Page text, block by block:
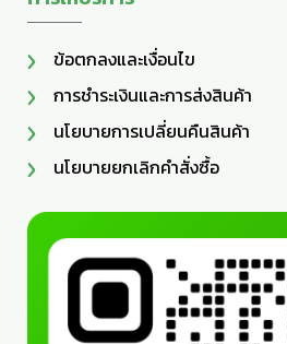
ข้อตกลงและเงื่อนไข
การชำระเงินและการส่งสินค้า
นโยบายการเปลี่ยนคืนสินค้า
นโยบายยกเลิกคำสั่งซื้อ